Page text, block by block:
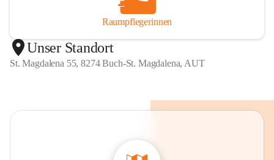
Raumpflegerinnen
Unser Standort
St. Magdalena 55, 8274 Buch-St. Magdalena, AUT